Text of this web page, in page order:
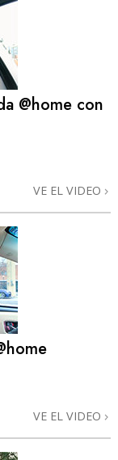
@home con
VE EL VIDEO
VE EL VIDEO